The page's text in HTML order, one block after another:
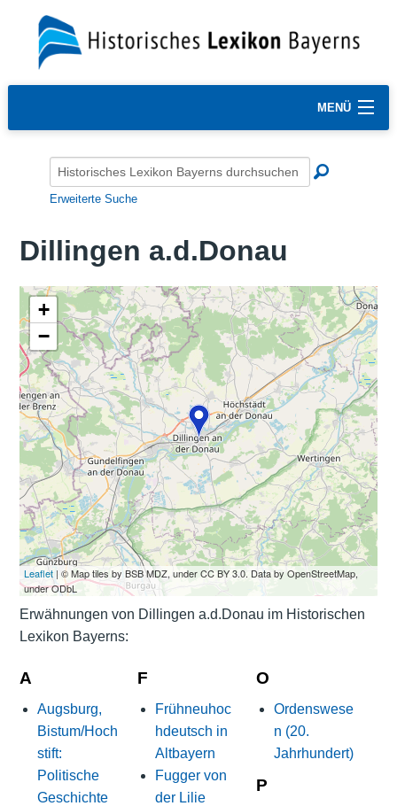
MENÜ
Erweiterte Suche
Dillingen a.d.Donau
+
−
Leaflet| © Map tiles by BSB MDZ, under CC BY 3.0. Data by OpenStreetMap,
under ODbL
Erwähnungen von Dillingen a.d.Donau im Historischen
Lexikon Bayerns:
A
Augsburg,
Bistum/Hoch
stift:
Politische
Geschichte
F
Frühneuhoc
hdeutsch in
Altbayern
Fugger von
der Lilie
O
Ordenswese
n (20.
Jahrhundert)
P